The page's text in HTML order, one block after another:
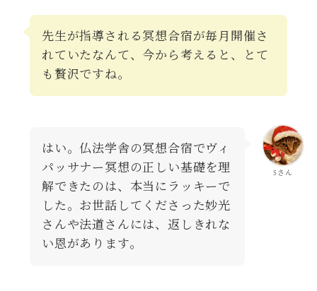
先生が指導される冥想合宿が毎月開催さ
れていたなんて、今から考えると、とて
も贅沢ですね。
Sさん
はい。仏法学舎の冥想合宿でヴィ
パッサナー冥想の正しい基礎を理
解できたのは、本当にラッキーで
した。お世話してくださった妙光
さんや法道さんには、返しきれな
い恩があります。